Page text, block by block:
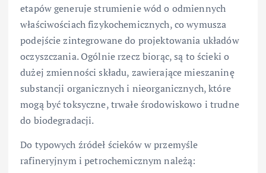
etapów generuje strumienie wód o odmiennych
właściwościach fizykochemicznych, co wymusza
podejście zintegrowane do projektowania układów
oczyszczania. Ogólnie rzecz biorąc, są to ścieki o
dużej zmienności składu, zawierające mieszaninę
substancji organicznych i nieorganicznych, które
mogą być toksyczne, trwałe środowiskowo i trudne
do biodegradacji.
Do typowych źródeł ścieków w przemyśle
rafineryjnym i petrochemicznym należą: